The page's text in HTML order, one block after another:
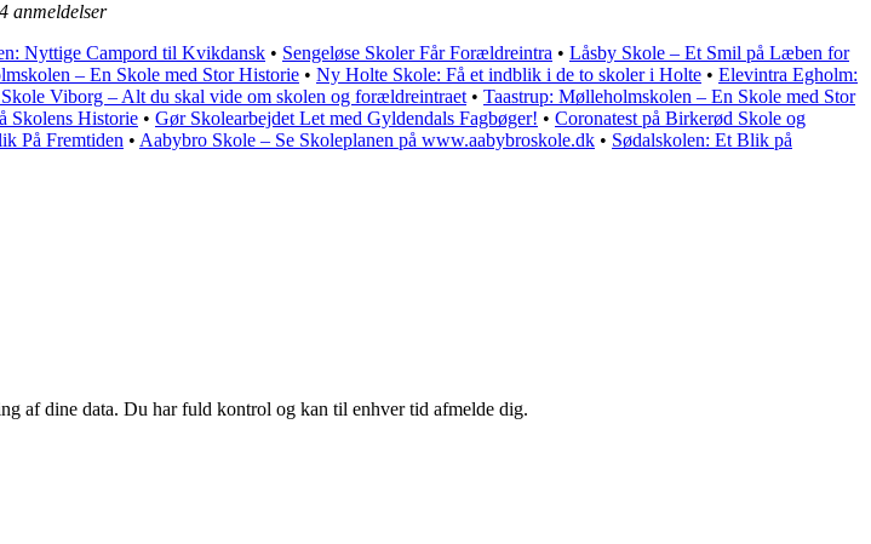
anmeldelser
Nyttige Campord til Kvikdansk • Sengeløse Skoler Får Forældreintra • Låsby Skole – Et Smil på Læben for
– En Skole med Stor Historie • Ny Holte Skole: Få et indblik i de to skoler i Holte • Elevintra Egholm:
Skole Viborg – Alt du skal vide om skolen og forældreintraet • Taastrup: Mølleholmskolen – En Skole med Stor
Skolens Historie • Gør Skolearbejdet Let med Gyldendals Fagbøger! • Coronatest på Birkerød Skole og
På Fremtiden • Aabybro Skole – Se Skoleplanen på www.aabybroskole.dk • Sødalskolen: Et Blik på
af dine data. Du har fuld kontrol og kan til enhver tid afmelde dig.